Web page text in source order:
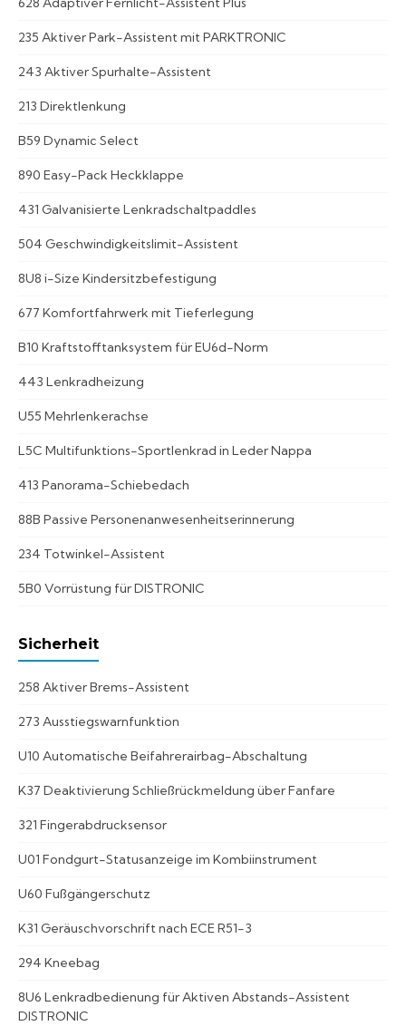
235 Aktiver Park-Assistent mit PARKTRONIC
243 Aktiver Spurhalte-Assistent
213 Direktlenkung
B59 Dynamic Select
890 Easy-Pack Heckklappe
431 Galvanisierte Lenkradschaltpaddles
504 Geschwindigkeitslimit-Assistent
8U8 i-Size Kindersitzbefestigung
677 Komfortfahrwerk mit Tieferlegung
B10 Kraftstofftanksystem für EU6d-Norm
443 Lenkradheizung
U55 Mehrlenkerachse
L5C Multifunktions-Sportlenkrad in Leder Nappa
413 Panorama-Schiebedach
88B Passive Personenanwesenheitserinnerung
234 Totwinkel-Assistent
5B0 Vorrüstung für DISTRONIC
Sicherheit
258 Aktiver Brems-Assistent
273 Ausstiegswarnfunktion
U10 Automatische Beifahrerairbag-Abschaltung
K37 Deaktivierung Schließrückmeldung über Fanfare
321 Fingerabdrucksensor
U01 Fondgurt-Statusanzeige im Kombiinstrument
U60 Fußgängerschutz
K31 Geräuschvorschrift nach ECE R51-3
294 Kneebag
8U6 Lenkradbedienung für Aktiven Abstands-Assistent
DISTRONIC